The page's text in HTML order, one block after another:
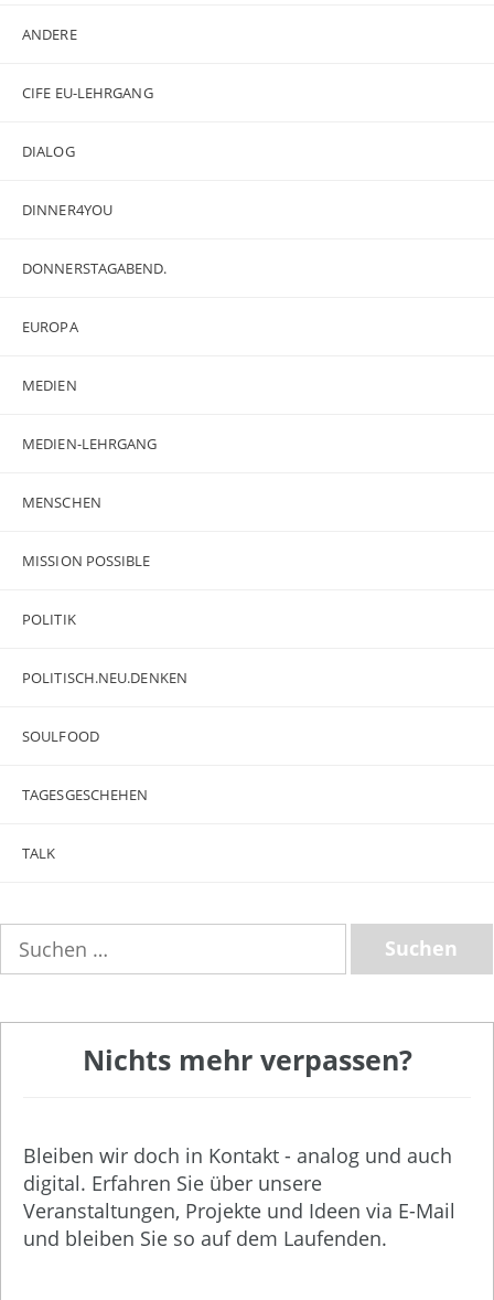
ANDERE
CIFE EU-LEHRGANG
DIALOG
DINNER4YOU
DONNERSTAGABEND.
EUROPA
MEDIEN
MEDIEN-LEHRGANG
MENSCHEN
MISSION POSSIBLE
POLITIK
POLITISCH.NEU.DENKEN
SOULFOOD
TAGESGESCHEHEN
TALK
nach:
Nichts mehr verpassen?
Bleiben wir doch in Kontakt - analog und auch
digital. Erfahren Sie über unsere
Veranstaltungen, Projekte und Ideen via E-Mail
und bleiben Sie so auf dem Laufenden.